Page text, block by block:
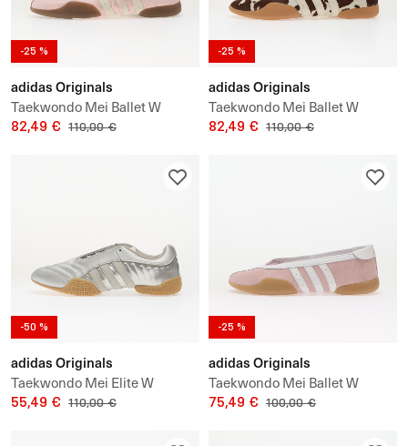
-25 %
adidas Originals
Taekwondo Mei Ballet W
82,49 € 110,00 €
-25 %
adidas Originals
Taekwondo Mei Ballet W
82,49 € 110,00 €
-50 %
adidas Originals
Taekwondo Mei Elite W
55,49 € 110,00 €
-25 %
adidas Originals
Taekwondo Mei Ballet W
75,49 € 100,00 €